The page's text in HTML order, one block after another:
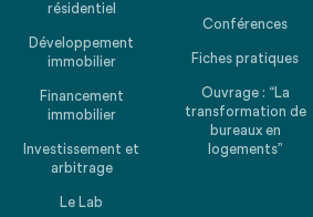
résidentiel
Développement
immobilier
Financement
immobilier
Investissement et
arbitrage
Le Lab
Conférences
Fiches pratiques
Ouvrage : “La
transformation de
bureaux en
logements”